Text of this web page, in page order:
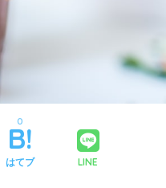
はてブ
0
LINE